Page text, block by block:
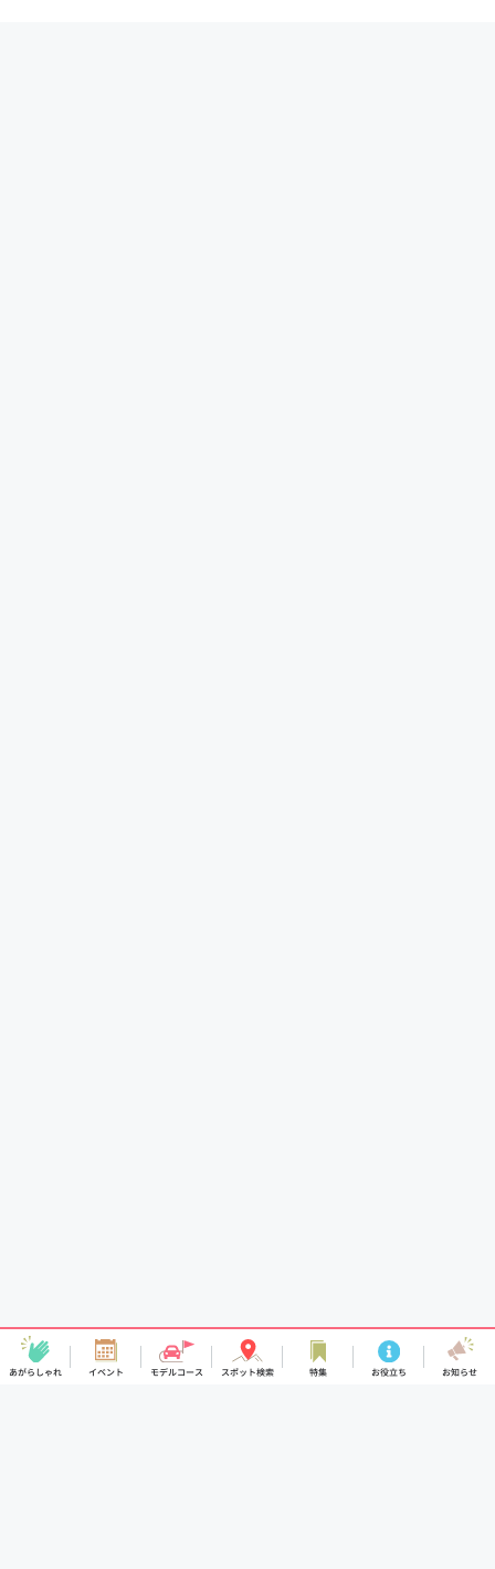
あがらしゃれ イベント モデルコース スポット検索 特集 お役立ち お知らせ